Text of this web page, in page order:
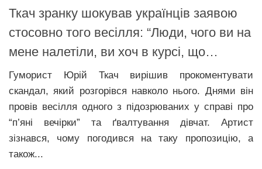
Прикарпаття
Економіка
Політика
Світ
Цікаво
Технології
Історії
Ткач зранку шокував українців заявою
стосовно того весiлля: “Люди, чого ви на
мене налетіли, ви хоч в курсі, що…
Гуморист Юрій Ткач вирішив прокоментувати
скандал, який розгорівся навколо нього. Днями він
провів весілля одного з підозрюваних у справі про
“п’яні вечірки” та ґвалтування дівчат. Артист
зізнався, чому погодився на таку пропозицію, а
також...